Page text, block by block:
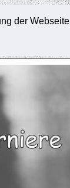
der Webseite